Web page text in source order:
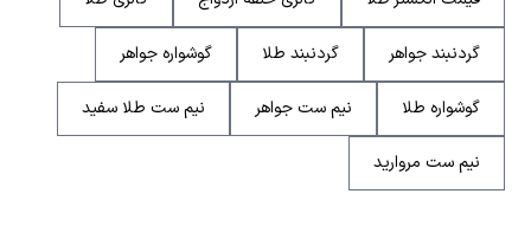
گردنبند جواهر گردنبند طلا گوشواره جواهر
گوشواره طلا نیم ست جواهر نیم ست طلا سفید
نیم ست مروارید